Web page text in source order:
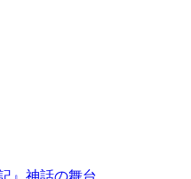
』神話の舞台